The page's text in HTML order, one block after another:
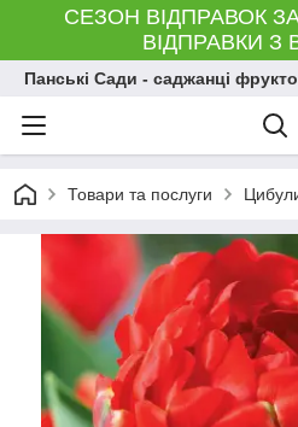
СЕЗОН ВІДПРАВОК
ВІДПРАВКИ З
Панські Сади - саджанці
Товари та послуги